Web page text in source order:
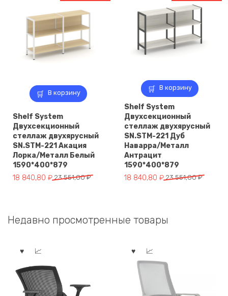
В корзину
Shelf System
Двухсекционный
стеллаж двухярусный
SN.STM-221 Акация
Лорка/Металл Белый
1590*400*879
23 551,00₽
Первоначальная
551,00 ₽.
18 840,80 ₽
Текущая
В корзину
Shelf System
Двухсекционный
стеллаж двухярусный
SN.STM-221 Дуб
Наварра/Металл
Антрацит
1590*400*879
23 551,00₽
Первоначальная
551,00 ₽.
18 840,80 ₽
Текущая
Недавно просмотренные товары